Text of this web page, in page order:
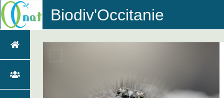
Biodiv'Occitanie